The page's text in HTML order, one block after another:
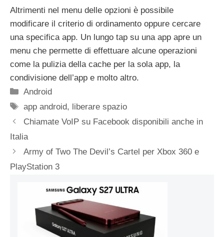
Altrimenti nel menu delle opzioni è possibile
modificare il criterio di ordinamento oppure cercare
una specifica app. Un lungo tap su una app apre un
menu che permette di effettuare alcune operazioni
come la pulizia della cache per la sola app, la
condivisione dell’app e molto altro.
Categorie
Android
Tag
app android, liberare spazio
Chiamate VoIP su Facebook disponibili anche in
Italia
Army of Two The Devil’s Cartel per Xbox 360 e
PlayStation 3